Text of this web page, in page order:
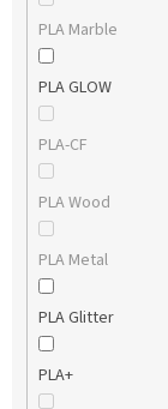
PLA Marble
PLA GLOW
PLA-CF
PLA Wood
PLA Metal
PLA Glitter
PLA+